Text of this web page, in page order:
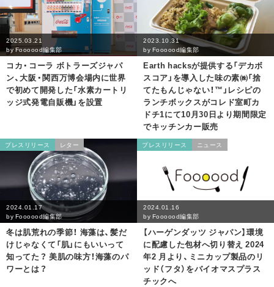
2025.03.21
byFoooood編集部
コカ・コーラ ボトラーズジャパ
ン、大阪・関西万博会場内に世界
で初めて開発した「水素カートリ
ッジ式発電自販機」を設置
2023.10.31
by Foooood編集部
Earth hacksが提供する「デカボ
スコア」を導入した味の素㈱「捨
てたもんじゃない！™」レシピの
ランチボックスがコレド室町カ
ドチ1にて10月30日より期間限定
でキッチンカー販売
プレスリリース レター
2024.01.17
by Foooood編集部
冬は肌荒れの季節！ 海藻は、髪だ
けじゃなくて「肌」にもいいって
知ってた？ 美肌の味方！海藻のパ
ワーとは？
プレスリリース ニュース
2024.01.16
by Foooood編集部
【ハーゲンダッツ ジャパン】環境
に配慮した包材へ切り替え 2024
年2 月より、ミニカップ製品のリ
ッド（フタ）をバイオマスプラス
チックへ